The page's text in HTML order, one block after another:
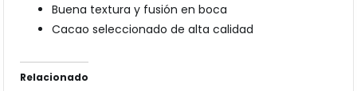
Buena textura y fusión en boca
Cacao seleccionado de alta calidad
Relacionado